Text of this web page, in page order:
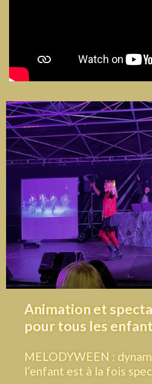
Animation et
pour tous les
MELODYWEEN :
l’enfant est à la fois